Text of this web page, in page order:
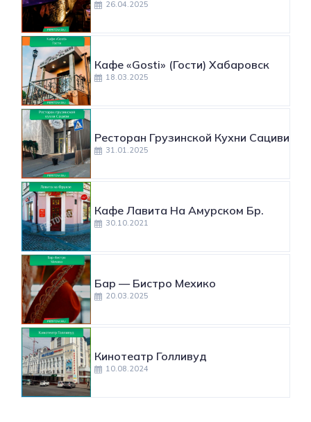
26.04.2025
Кафе «Gosti» (Гости) Хабаровск
18.03.2025
Ресторан Грузинской Кухни Сациви
31.01.2025
Кафе Лавита На Амурском Бр.
30.10.2021
​Бар — Бистро Мехико
20.03.2025
Кинотеатр Голливуд
10.08.2024